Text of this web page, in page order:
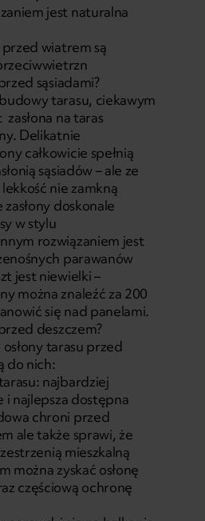
jest naturalna
przed wiatrem są
sąsiadami?
tarasu, ciekawym
na taras
Delikatnie
całkowicie spełnią
sąsiadów – ale ze
nie zamkną
doskonale
w stylu
rozwiązaniem jest
parawanów
jest niewielki –
można znaleźć za 200
się nad panelami.
deszczem?
tarasu przed
do nich:
najbardziej
i najlepsza dostępna
chroni przed
ale także sprawi, że
mieszkalną
można zyskać osłonę
częściową ochronę